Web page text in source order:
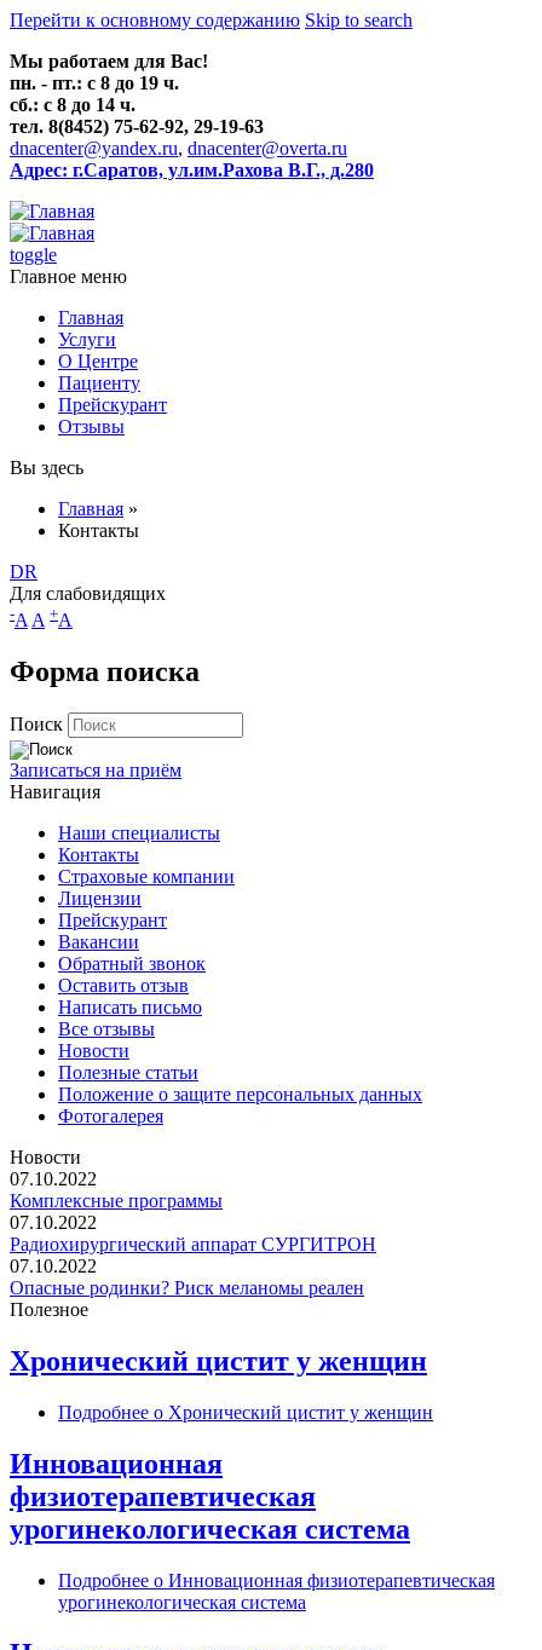
Перейти к основному содержанию Skip to search
Мы работаем для Вас!
пн. - пт.: с 8 до 19 ч.
сб.: с 8 до 14 ч.
тел. 8(8452) 75-62-92, 29-19-63
dnacenter@yandex.ru, dnacenter@overta.ru
Адрес: г.Саратов, ул.им.Рахова В.Г., д.280
toggle
Главное меню
Главная
Услуги
О Центре
Пациенту
Прейскурант
Отзывы
Вы здесь
Главная »
Контакты
DR
Для слабовидящих
-A A +A
Форма поиска
Поиск
Записаться на приём
Навигация
Наши специалисты
Контакты
Страховые компании
Лицензии
Прейскурант
Вакансии
Обратный звонок
Оставить отзыв
Написать письмо
Все отзывы
Новости
Полезные статьи
Положение о защите персональных данных
Фотогалерея
Новости
07.10.2022
Комплексные программы
07.10.2022
Радиохирургический аппарат СУРГИТРОН
07.10.2022
Опасные родинки? Риск меланомы реален
Полезное
Хронический цистит у женщин
Подробнее о Хронический цистит у женщин
Инновационная
физиотерапевтическая
урогинекологическая система
Подробнее о Инновационная физиотерапевтическая
урогинекологическая система